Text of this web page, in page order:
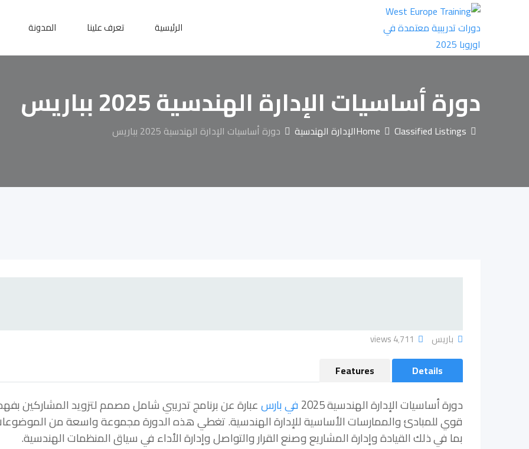
الرئيسية تعرف علينا المدونة
دورة أساسيات الإدارة الهندسية 2025 بباريس
Home Classified Listings الإدارة الهندسية دورة أساسيات الإدارة الهندسية 2025 بباريس
باريس 4٬711 views
Details
Features
دورة أساسيات الإدارة الهندسية 2025 في بارسعبارة عن برنامج تدريبي شامل مصمم لتزويد المشاركين
قوي للمبادئ والممارسات الأساسية للإدارة الهندسية. تغطي هذه الدورة مجموعة واسعة من
بما في ذلك القيادة وإدارة المشاريع وصنع القرار والتواصل وإدارة الأداء في سياق المنظمات الهندسية.